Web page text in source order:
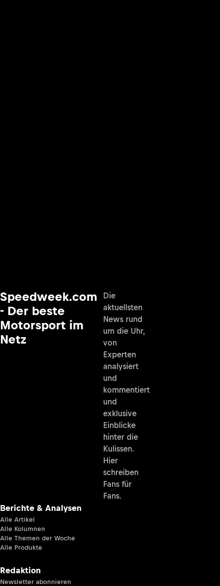
Speedweek.com
- Der beste
Motorsport im
Netz
Die
aktuellsten
News rund
um die Uhr,
von
Experten
analysiert
und
kommentiert
und
exklusive
Einblicke
hinter die
Kulissen.
Hier
schreiben
Fans für
Fans.
Berichte & Analysen
Alle Artikel
Alle Kolumnen
Alle Themen der Woche
Alle Produkte
Redaktion
Newsletter abonnieren